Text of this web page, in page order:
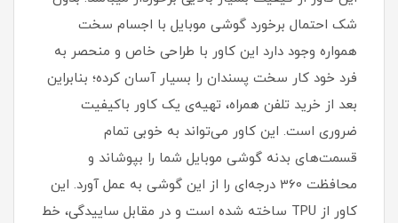
شک احتمال برخورد گوشی موبایل با اجسام سخت
همواره وجود دارد این کاور با طراحی خاص و منحصر به
فرد خود کار سخت پسندان را بسیار آسان کرده؛ بنابراین
بعد از خرید تلفن همراه، تهیه‌ی یک کاور با‌کیفیت
ضروری است‏.‏ این کاور می‌تواند به خوبی تمام
قسمت‌های بدنه گوشی موبایل شما را بپوشاند و
محافظت 360 درجه‌ای را از این گوشی به عمل آورد‏.‏ این
کاور از TPU ساخته شده است و در مقابل ساییدگی، خط